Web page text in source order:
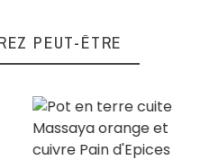
PEUT-ÊTRE